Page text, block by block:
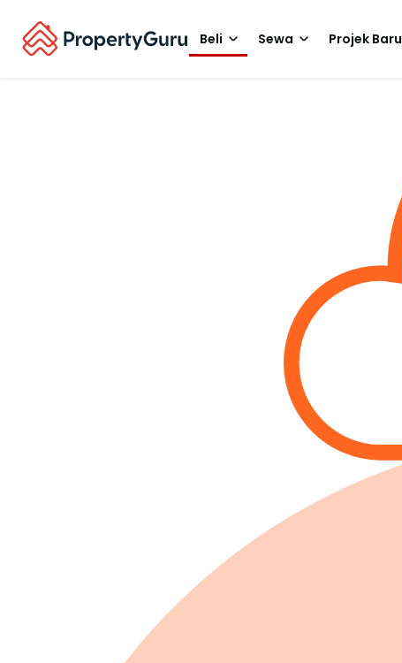
Beli Sewa Projek Baru